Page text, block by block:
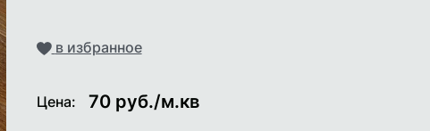
Добавить
в избранное
Цена: 70 руб./м.кв